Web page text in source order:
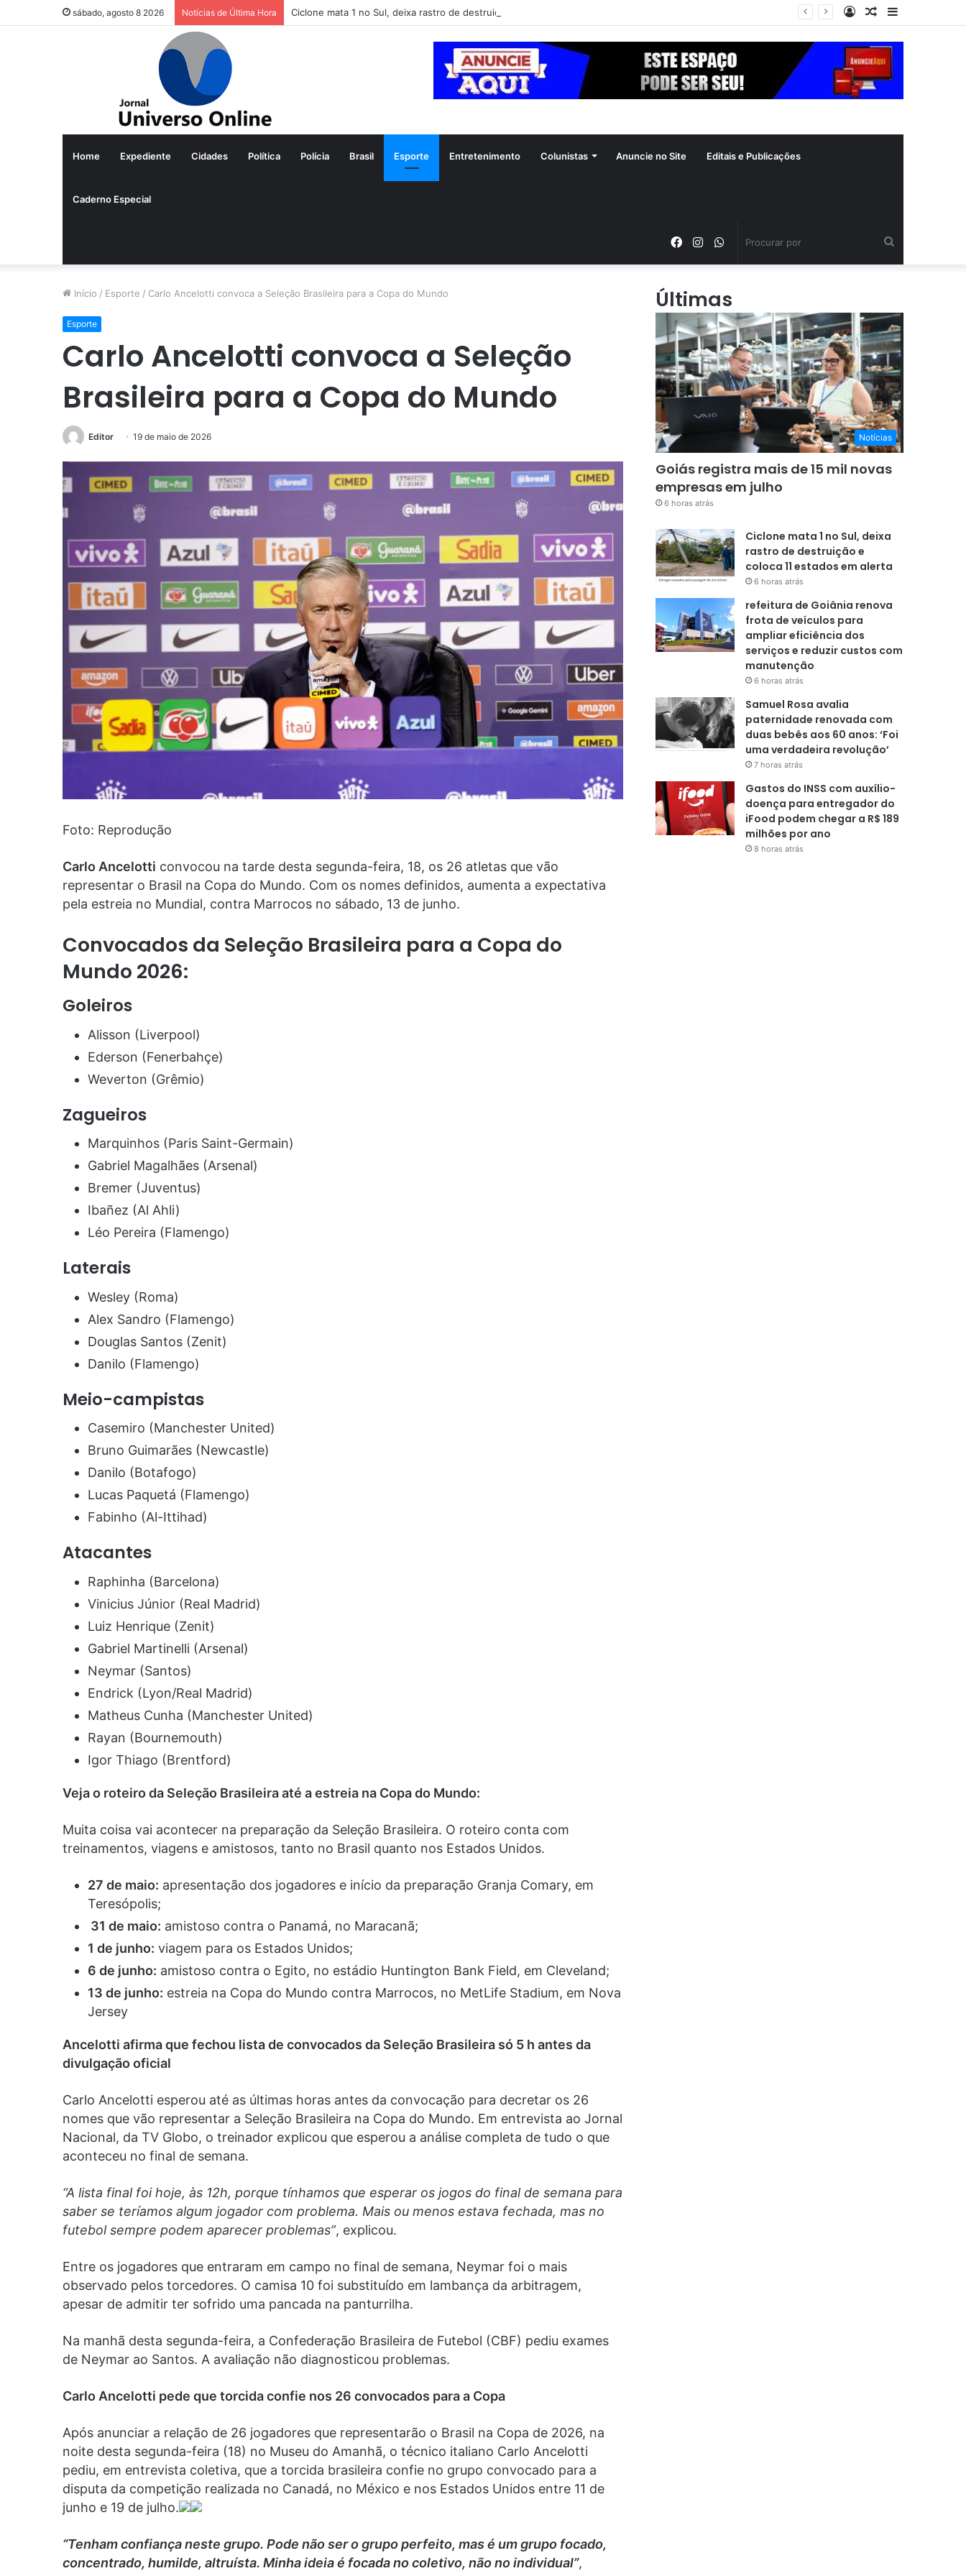
sábado, agosto 8 2026 Notícias de Última Hora Ciclone mata 1 no Sul, deixa rastro de destruição e coloca 11 estados em alerta
Barra
Artigo
Entrar
Home Expediente Cidades Política Polícia Brasil Esporte Entretenimento Colunistas Anuncie no Site Editais e Publicações
Caderno Especial
WhatsApp
Instagram
Facebook
Início / Esporte / Carlo Ancelotti convoca a Seleção Brasileira para a Copa do Mundo
Esporte
Carlo Ancelotti convoca a Seleção
Brasileira para a Copa do Mundo
Editor 19 de maio de 2026
Foto: Reprodução
Carlo Ancelotti convocou na tarde desta segunda-feira, 18, os 26 atletas que vão
representar o Brasil na Copa do Mundo. Com os nomes definidos, aumenta a expectativa
pela estreia no Mundial, contra Marrocos no sábado, 13 de junho.
Convocados da Seleção Brasileira para a Copa do
Mundo 2026:
Goleiros
Alisson (Liverpool)
Ederson (Fenerbahçe)
Weverton (Grêmio)
Zagueiros
Marquinhos (Paris Saint-Germain)
Gabriel Magalhães (Arsenal)
Bremer (Juventus)
Ibañez (Al Ahli)
Léo Pereira (Flamengo)
Laterais
Wesley (Roma)
Alex Sandro (Flamengo)
Douglas Santos (Zenit)
Danilo (Flamengo)
Meio-campistas
Casemiro (Manchester United)
Bruno Guimarães (Newcastle)
Danilo (Botafogo)
Lucas Paquetá (Flamengo)
Fabinho (Al-Ittihad)
Atacantes
Raphinha (Barcelona)
Vinicius Júnior (Real Madrid)
Luiz Henrique (Zenit)
Gabriel Martinelli (Arsenal)
Neymar (Santos)
Endrick (Lyon/Real Madrid)
Matheus Cunha (Manchester United)
Rayan (Bournemouth)
Igor Thiago (Brentford)
Veja o roteiro da Seleção Brasileira até a estreia na Copa do Mundo:
Muita coisa vai acontecer na preparação da Seleção Brasileira. O roteiro conta com
treinamentos, viagens e amistosos, tanto no Brasil quanto nos Estados Unidos.
27 de maio: apresentação dos jogadores e início da preparação Granja Comary, em
Teresópolis;
31 de maio: amistoso contra o Panamá, no Maracanã;
1 de junho: viagem para os Estados Unidos;
6 de junho: amistoso contra o Egito, no estádio Huntington Bank Field, em Cleveland;
13 de junho: estreia na Copa do Mundo contra Marrocos, no MetLife Stadium, em Nova
Jersey
Ancelotti afirma que fechou lista de convocados da Seleção Brasileira só 5 h antes da
divulgação oficial
Carlo Ancelotti esperou até as últimas horas antes da convocação para decretar os 26
nomes que vão representar a Seleção Brasileira na Copa do Mundo. Em entrevista ao Jornal
Nacional, da TV Globo, o treinador explicou que esperou a análise completa de tudo o que
aconteceu no final de semana.
“A lista final foi hoje, às 12h, porque tínhamos que esperar os jogos do final de semana para
saber se teríamos algum jogador com problema. Mais ou menos estava fechada, mas no
futebol sempre podem aparecer problemas”, explicou.
Entre os jogadores que entraram em campo no final de semana, Neymar foi o mais
observado pelos torcedores. O camisa 10 foi substituído em lambança da arbitragem,
apesar de admitir ter sofrido uma pancada na panturrilha.
Na manhã desta segunda-feira, a Confederação Brasileira de Futebol (CBF) pediu exames
de Neymar ao Santos. A avaliação não diagnosticou problemas.
Carlo Ancelotti pede que torcida confie nos 26 convocados para a Copa
Após anunciar a relação de 26 jogadores que representarão o Brasil na Copa de 2026, na
noite desta segunda-feira (18) no Museu do Amanhã, o técnico italiano Carlo Ancelotti
pediu, em entrevista coletiva, que a torcida brasileira confie no grupo convocado para a
disputa da competição realizada no Canadá, no México e nos Estados Unidos entre 11 de
junho e 19 de julho.
“Tenham confiança neste grupo. Pode não ser o grupo perfeito, mas é um grupo focado,
concentrado, humilde, altruísta. Minha ideia é focada no coletivo, não no individual”,
Últimas
Notícias
Goiás registra mais de 15 mil novas
empresas em julho
6 horas atrás
Ciclone mata 1 no Sul, deixa
rastro de destruição e
coloca 11 estados em alerta
6 horas atrás
refeitura de Goiânia renova
frota de veículos para
ampliar eficiência dos
serviços e reduzir custos com
manutenção
6 horas atrás
Samuel Rosa avalia
paternidade renovada com
duas bebês aos 60 anos: ‘Foi
uma verdadeira revolução’
7 horas atrás
Gastos do INSS com auxílio-
doença para entregador do
iFood podem chegar a R$ 189
milhões por ano
8 horas atrás